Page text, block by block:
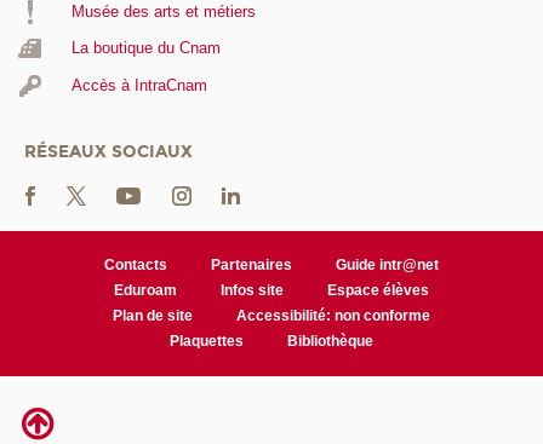
Musée des arts et métiers
La boutique du Cnam
Accès à IntraCnam
RÉSEAUX SOCIAUX
Contacts Partenaires
Guide intr@net
Eduroam
Infos site
Espace élèves
Plan de site
Accessibilité: non conforme
Plaquettes
Bibliothèque